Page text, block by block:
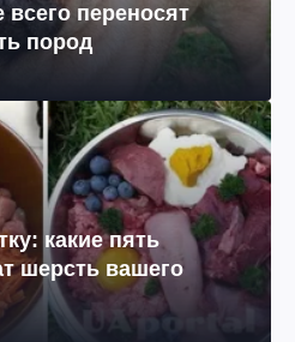
всего переносят
пород
какие пять
шерсть вашего